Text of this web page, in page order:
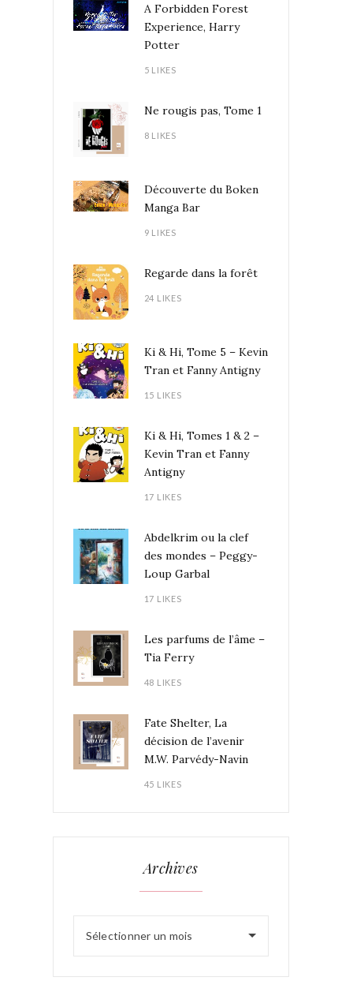
A Forbidden Forest
Experience, Harry
Potter
5 LIKES
Ne rougis pas, Tome 1
8 LIKES
Découverte du Boken
Manga Bar
9 LIKES
Regarde dans la forêt
24 LIKES
Ki & Hi, Tome 5 – Kevin
Tran et Fanny Antigny
15 LIKES
Ki & Hi, Tomes 1 & 2 –
Kevin Tran et Fanny
Antigny
17 LIKES
Abdelkrim ou la clef
des mondes – Peggy-
Loup Garbal
17 LIKES
Les parfums de l’âme –
Tia Ferry
48 LIKES
Fate Shelter, La
décision de l’avenir
M.W. Parvédy-Navin
45 LIKES
Archives
Sélectionner un mois